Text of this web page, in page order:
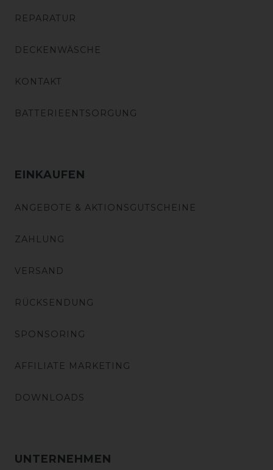
REPARATUR
DECKENWÄSCHE
KONTAKT
BATTERIEENTSORGUNG
EINKAUFEN
ANGEBOTE & AKTIONSGUTSCHEINE
ZAHLUNG
VERSAND
RÜCKSENDUNG
SPONSORING
AFFILIATE MARKETING
DOWNLOADS
UNTERNEHMEN